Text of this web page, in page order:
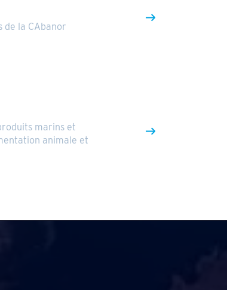
de la CAbanor
marins et
animale et